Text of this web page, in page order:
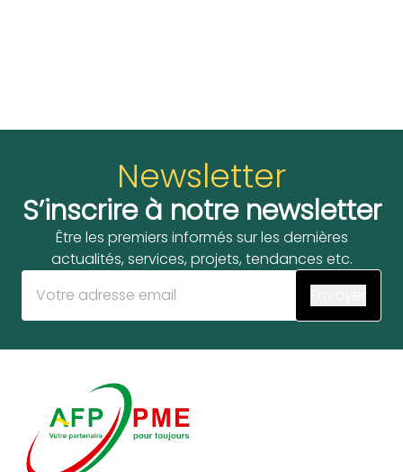
Newsletter
S’inscrire à notre newsletter
Être les premiers informés sur les dernières
actualités, services, projets, tendances etc.